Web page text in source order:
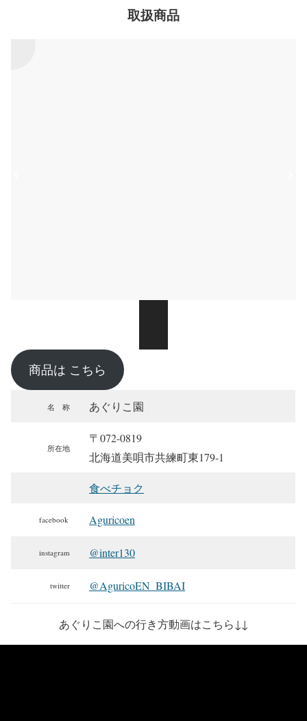
取扱商品
商品は こちら
名 称 あぐりこ園
所在地
〒072-0819
北海道美唄市共練町東179-1
食べチョク
facebook Aguricoen
instagram @inter130
twitter @AguricoEN_BIBAI
あぐりこ園への行き方動画はこちら↓↓